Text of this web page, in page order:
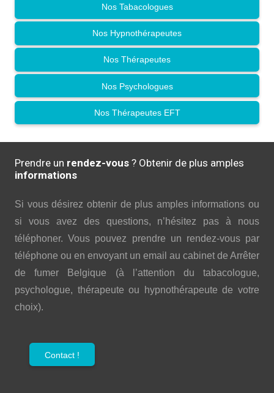
Nos Tabacologues
Nos Hypnothérapeutes
Nos Thérapeutes
Nos Psychologues
Nos Thérapeutes EFT
Prendre un rendez-vous ? Obtenir de plus amples
informations
Si vous désirez obtenir de plus amples informations ou
si vous avez des questions, n’hésitez pas à nous
téléphoner. Vous pouvez prendre un rendez-vous par
téléphone ou en envoyant un email au cabinet de Arrêter
de fumer Belgique (à l’attention du tabacologue,
psychologue, thérapeute ou hypnothérapeute de votre
choix).
Contact !